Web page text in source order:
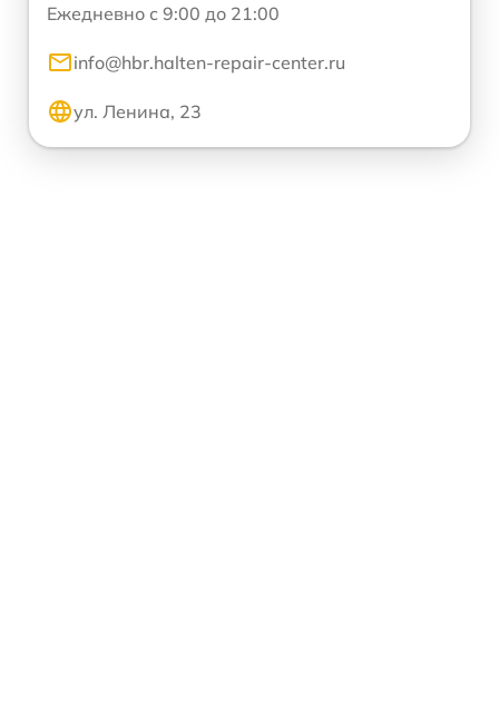
Ежедневно с 9:00 до 21:00
info@hbr.halten-repair-center.ru
ул. Ленина, 23